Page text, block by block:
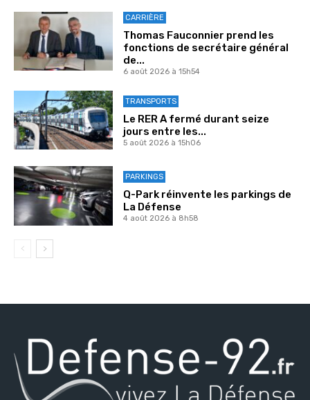
CARRIÈRE
Thomas Fauconnier prend les
fonctions de secrétaire général
de...
6 août 2026 à 15h54
TRANSPORTS
Le RER A fermé durant seize
jours entre les...
5 août 2026 à 15h06
PARKINGS
Q-Park réinvente les parkings de
La Défense
4 août 2026 à 8h58